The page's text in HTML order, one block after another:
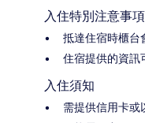
入住特別注意事項
抵達住宿時櫃台
住宿提供的資訊
入住須知
需提供信用卡或